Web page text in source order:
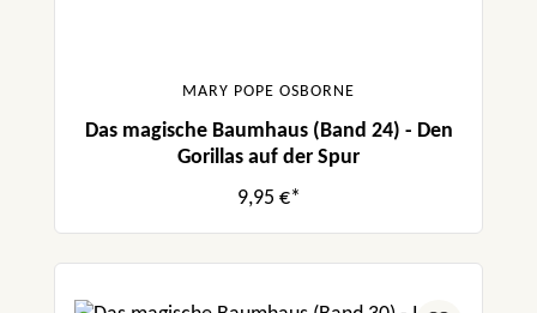
MARY POPE OSBORNE
Das magische Baumhaus (Band 24) - Den
Gorillas auf der Spur
9,95 €*